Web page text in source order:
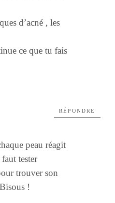
d’acné , les
ce que tu fais
peau réagit
tester
trouver son
!
RÉPONDRE